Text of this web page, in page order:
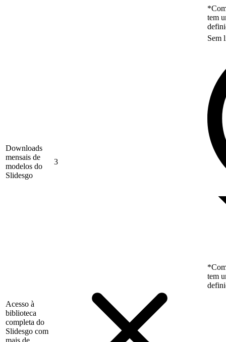
tem
Downloads
mensais de
modelos do
Slidesgo
3
Sem
tem
Acesso à
biblioteca
completa do
Slidesgo com
mais de